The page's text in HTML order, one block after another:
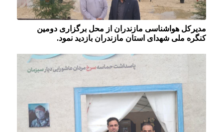
مدیرکل هواشناسی مازندران از محل برگزاری دومین
کنگره ملی شهدای استان مازندران بازدید نمود.